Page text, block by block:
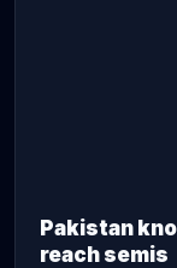
Pakistan
reach semis